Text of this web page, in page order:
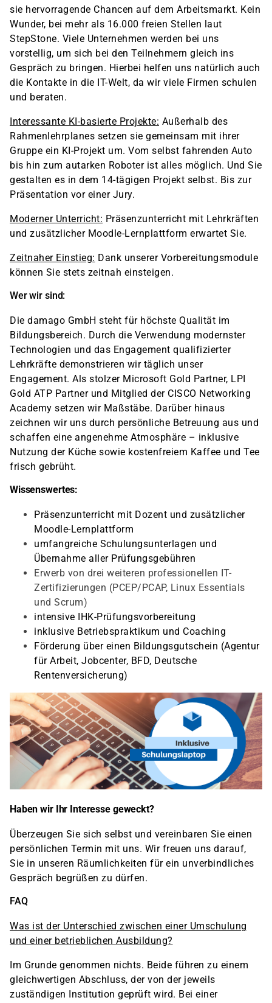
sie hervorragende Chancen auf dem Arbeitsmarkt. Kein
Wunder, bei mehr als 16.000 freien Stellen laut
StepStone. Viele Unternehmen werden bei uns
vorstellig, um sich bei den Teilnehmern gleich ins
Gespräch zu bringen. Hierbei helfen uns natürlich auch
die Kontakte in die IT-Welt, da wir viele Firmen schulen
und beraten.
Interessante KI-basierte Projekte: Außerhalb des
Rahmenlehrplanes setzen sie gemeinsam mit ihrer
Gruppe ein KI-Projekt um. Vom selbst fahrenden Auto
bis hin zum autarken Roboter ist alles möglich. Und Sie
gestalten es in dem 14-tägigen Projekt selbst. Bis zur
Präsentation vor einer Jury.
Moderner Unterricht: Präsenzunterricht mit Lehrkräften
und zusätzlicher Moodle-Lernplattform erwartet Sie.
Zeitnaher Einstieg: Dank unserer Vorbereitungsmodule
können Sie stets zeitnah einsteigen.
Wer wir sind:
Die damago GmbH steht für höchste Qualität im
Bildungsbereich. Durch die Verwendung modernster
Technologien und das Engagement qualifizierter
Lehrkräfte demonstrieren wir täglich unser
Engagement. Als stolzer Microsoft Gold Partner, LPI
Gold ATP Partner und Mitglied der CISCO Networking
Academy setzen wir Maßstäbe. Darüber hinaus
zeichnen wir uns durch persönliche Betreuung aus und
schaffen eine angenehme Atmosphäre – inklusive
Nutzung der Küche sowie kostenfreiem Kaffee und Tee
frisch gebrüht.
Wissenswertes:
Präsenzunterricht mit Dozent und zusätzlicher
Moodle-Lernplattform
umfangreiche Schulungsunterlagen und
Übernahme aller Prüfungsgebühren
Erwerb von drei weiteren professionellen IT-
Zertifizierungen (PCEP/PCAP, Linux Essentials
und Scrum)
intensive IHK-Prüfungsvorbereitung
inklusive Betriebspraktikum und Coaching
Förderung über einen Bildungsgutschein (Agentur
für Arbeit, Jobcenter, BFD, Deutsche
Rentenversicherung)
Haben wir Ihr Interesse geweckt?
Überzeugen Sie sich selbst und vereinbaren Sie einen
persönlichen Termin mit uns. Wir freuen uns darauf,
Sie in unseren Räumlichkeiten für ein unverbindliches
Gespräch begrüßen zu dürfen.
FAQ
Was ist der Unterschied zwischen einer Umschulung
und einer betrieblichen Ausbildung?
Im Grunde genommen nichts. Beide führen zu einem
gleichwertigen Abschluss, der von der jeweils
zuständigen Institution geprüft wird. Bei einer